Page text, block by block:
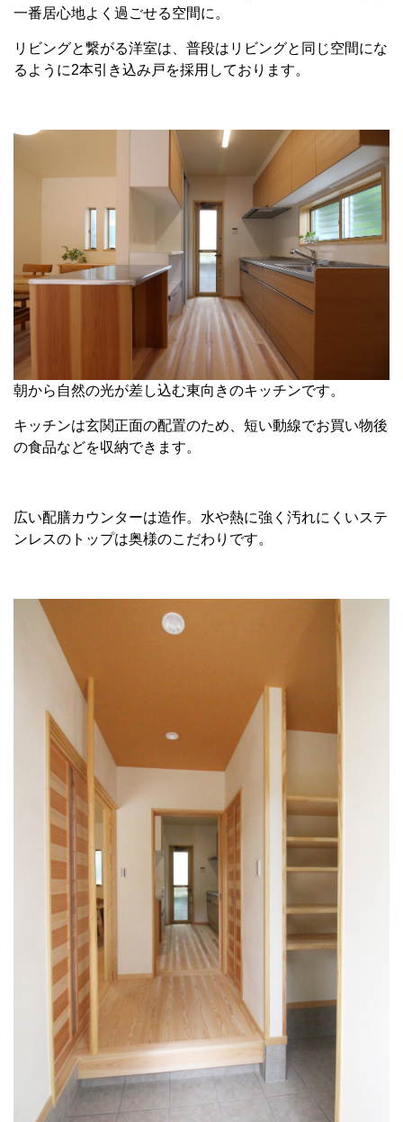
一番居心地よく過ごせる空間に。
リビングと繋がる洋室は、普段はリビングと同じ空間にな
るように2本引き込み戸を採用しております。
朝から自然の光が差し込む東向きのキッチンです。
キッチンは玄関正面の配置のため、短い動線でお買い物後
の食品などを収納できます。
広い配膳カウンターは造作。水や熱に強く汚れにくいステ
ンレスのトップは奥様のこだわりです。